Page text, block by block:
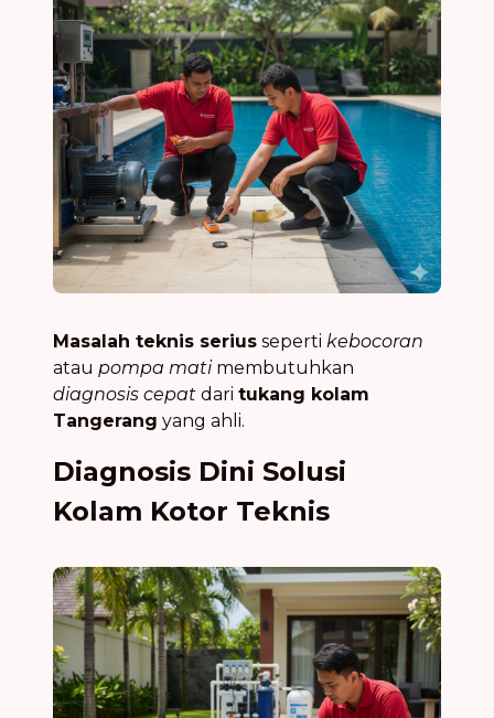
Masalah teknis serius seperti kebocoran
atau pompa matimembutuhkan
diagnosis cepat dari tukang kolam
Tangerang yang ahli.
Diagnosis Dini Solusi
Kolam Kotor Teknis